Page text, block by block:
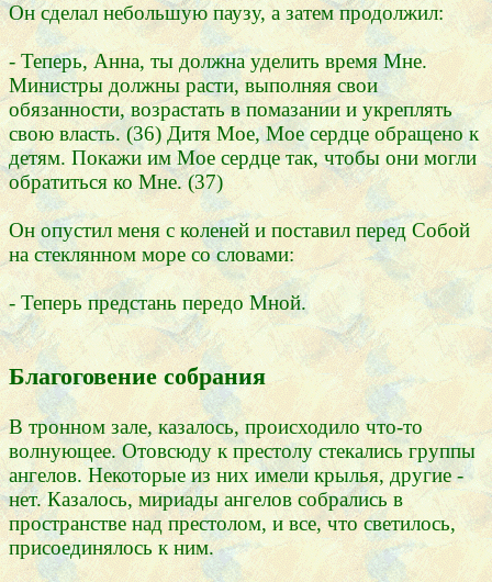
Он сделал небольшую паузу, а затем продолжил:
- Теперь, Анна, ты должна уделить время Мне.
Министры должны расти, выполняя свои
обязанности, возрастать в помазании и укреплять
свою власть. (36) Дитя Мое, Мое сердце обращено к
детям. Покажи им Мое сердце так, чтобы они могли
обратиться ко Мне. (37)
Он опустил меня с коленей и поставил перед Собой
на стеклянном море со словами:
- Теперь предстань передо Мной.
Благоговение собрания
В тронном зале, казалось, происходило что-то
волнующее. Отовсюду к престолу стекались группы
ангелов. Некоторые из них имели крылья, другие -
нет. Казалось, мириады ангелов собрались в
пространстве над престолом, и все, что светилось,
присоединялось к ним.